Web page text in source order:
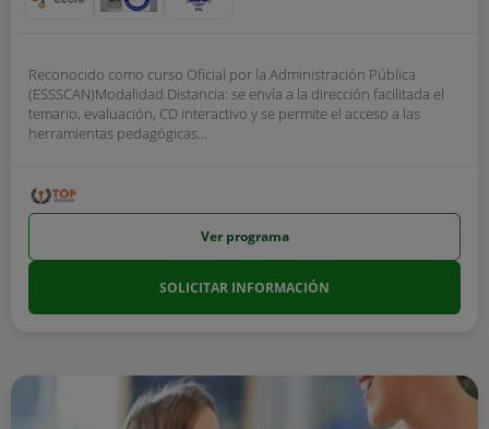
Reconocido como curso Oficial por la Administración Pública
(ESSSCAN)Modalidad Distancia: se envía a la dirección facilitada el
temario, evaluación, CD interactivo y se permite el acceso a las
herramientas pedagógicas...
Ver programa
SOLICITAR INFORMACIÓN